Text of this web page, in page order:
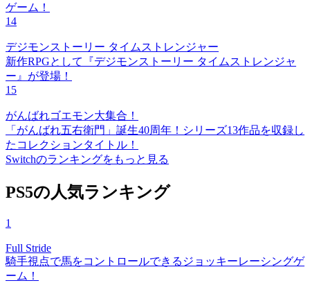
ゲーム！
14
デジモンストーリー タイムストレンジャー
新作RPGとして『デジモンストーリー タイムストレンジャ
ー』が登場！
15
がんばれゴエモン大集合！
「がんばれ五右衛門」誕生40周年！シリーズ13作品を収録し
たコレクションタイトル！
Switchのランキングをもっと見る
PS5の人気ランキング
1
Full Stride
騎手視点で馬をコントロールできるジョッキーレーシングゲ
ーム！